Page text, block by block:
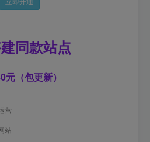
同款站点
（包更新）
营
站